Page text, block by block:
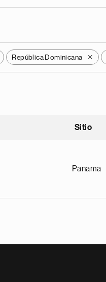
República Dominicana X
Sitio
Panama